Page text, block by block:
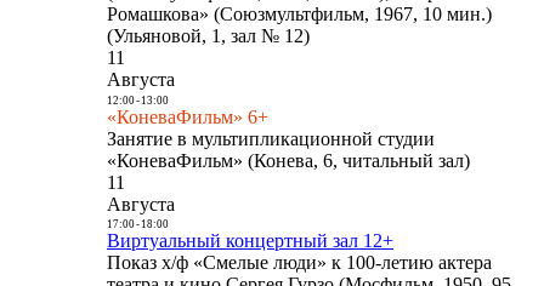
Ромашкова» (Союзмультфильм, 1967, 10 мин.)
(Ульяновой, 1, зал № 12)
11
Августа
12:00- 13:00
«КоневаФильм» 6+
Занятие в мультипликационной студии
«КоневаФильм» (Конева, 6, читальный зал)
11
Августа
17:00- 18:00
Виртуальный концертный зал 12+
Показ х/ф «Смелые люди» к 100-летию актера